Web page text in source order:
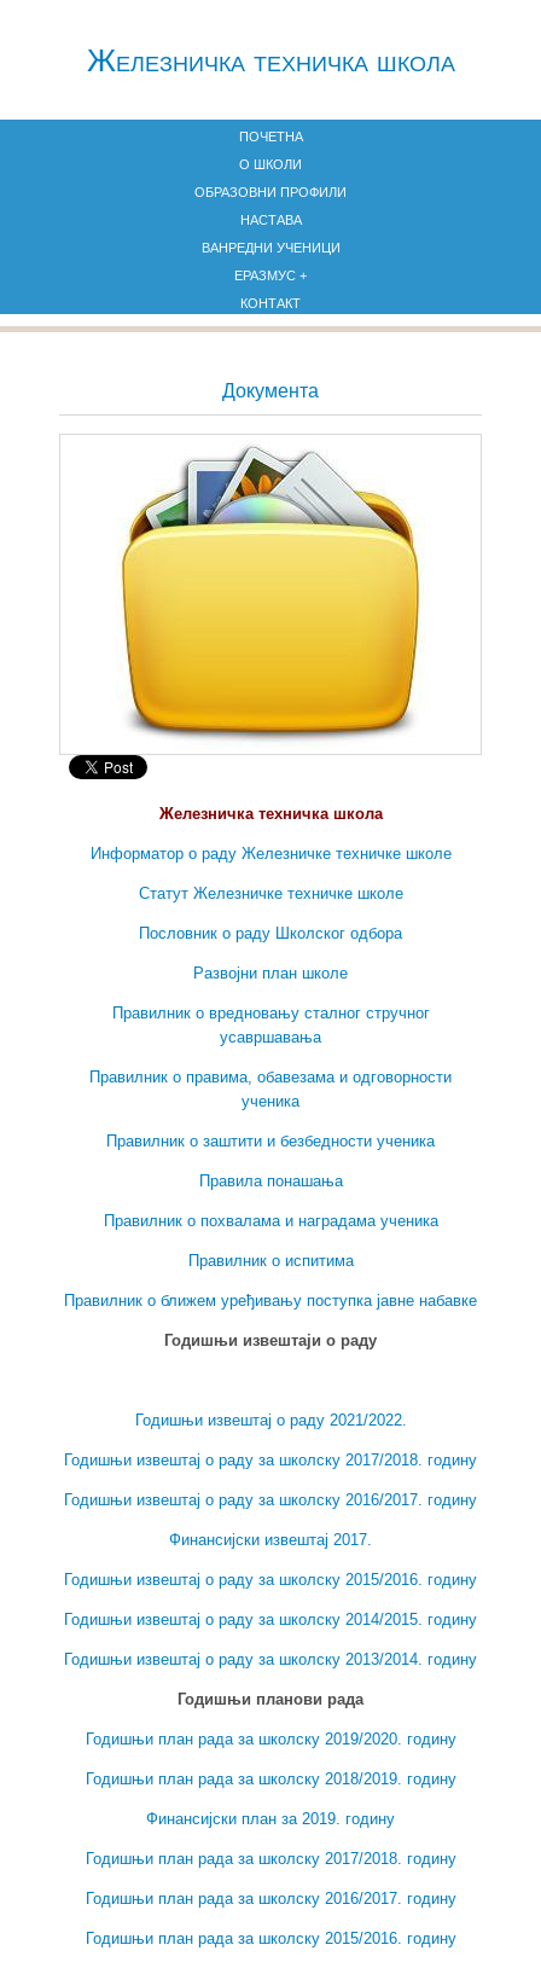
Железничкa техничка школа
ПОЧЕТНА
О ШКОЛИ
ОБРАЗОВНИ ПРОФИЛИ
НАСТАВА
ВАНРЕДНИ УЧЕНИЦИ
ЕРАЗМУС +
КОНТАКТ
Документа
Железничка техничка школа
Информатор о раду Железничке техничке школе
Статут Железничке техничке школе
Пословник о раду Школског одбора
Развојни план школе
Правилник о вредновању сталног стручног
усавршавања
Правилник о правима, обавезама и одговорности
ученика
Правилник о заштити и безбедности ученика
Правила понашања
Правилник о похвалама и наградама ученика
Правилник о испитима
Правилник о ближем уређивању поступка јавне набавке
Годишњи извештаји о раду
Годишњи извештај о раду 2021/2022.
Годишњи извештај о раду за школску 2017/2018. годину
Годишњи извештај о раду за школску 2016/2017. годину
Финансијски извештај 2017.
Годишњи извештај о раду за школску 2015/2016. годину
Годишњи извештај о раду за школску 2014/2015. годину
Годишњи извештај о раду за школску 2013/2014. годину
Годишњи планови рада
Годишњи план рада за школску 2019/2020. годину
Годишњи план рада за школску 2018/2019. годину
Финансијски план за 2019. годину
Годишњи план рада за школску 2017/2018. годину
Годишњи план рада за школску 2016/2017. годину
Годишњи план рада за школску 2015/2016. годину